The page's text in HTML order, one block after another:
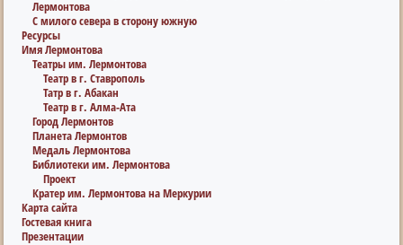
Лермонтова
С милого севера в сторону южную
Ресурсы
Имя Лермонтова
Театры им. Лермонтова
Театр в г. Ставрополь
Татр в г. Абакан
Театр в г. Алма-Ата
Город Лермонтов
Планета Лермонтов
Медаль Лермонтова
Библиотеки им. Лермонтова
Проект
Кратер им. Лермонтова на Меркурии
Карта сайта
Гостевая книга
Презентации